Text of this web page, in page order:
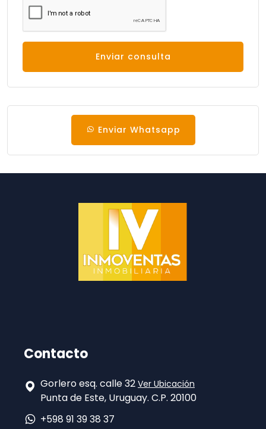
Enviar consulta
Enviar Whatsapp
Contacto
Gorlero esq. calle 32 Ver Ubicación
Punta de Este, Uruguay. C.P. 20100
+598 91 39 38 37